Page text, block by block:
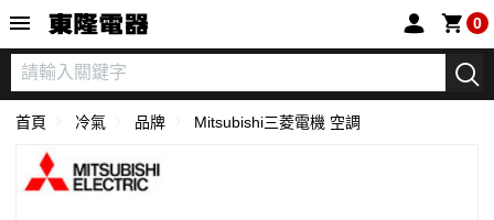
0
首頁 冷氣 品牌 Mitsubishi三菱電機 空調